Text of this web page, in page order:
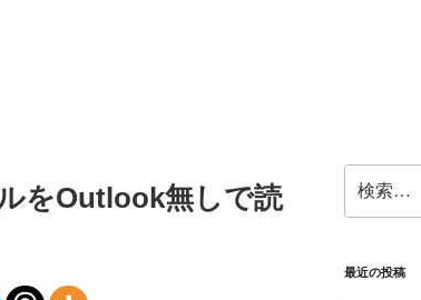
をOutlook無しで読
索:
最近の投稿